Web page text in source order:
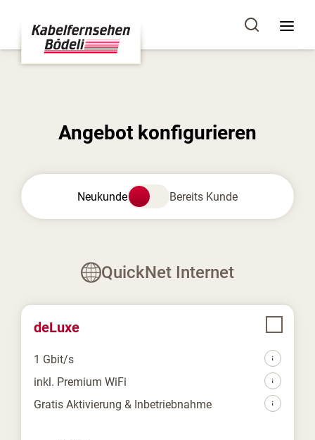
Angebot konfigurieren
Neukunde Bereits Kunde
QuickNet Internet
deLuxe
1 Gbit/s
inkl. Premium WiFi
Gratis Aktivierung & Inbetriebnahme